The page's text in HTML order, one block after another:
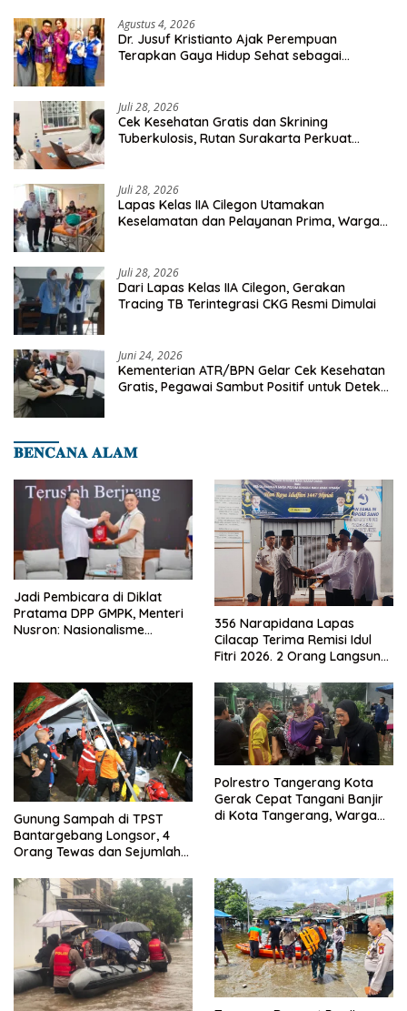
Agustus 4, 2026
Dr. Jusuf Kristianto Ajak Perempuan
Terapkan Gaya Hidup Sehat sebagai
Juli 28, 2026
Cek Kesehatan Gratis dan Skrining
Tuberkulosis, Rutan Surakarta Perkuat
Juli 28, 2026
Lapas Kelas IIA Cilegon Utamakan
Keselamatan dan Pelayanan Prima, Warga
Juli 28, 2026
Dari Lapas Kelas IIA Cilegon, Gerakan
Tracing TB Terintegrasi CKG Resmi Dimulai
Juni 24, 2026
Kementerian ATR/BPN Gelar Cek Kesehatan
Gratis, Pegawai Sambut Positif untuk Deteksi
𝐁𝐄𝐍𝐂𝐀𝐍𝐀 𝐀𝐋𝐀𝐌
Jadi Pembicara di Diklat
Pratama DPP GMPK, Menteri
Nusron: Nasionalisme
356 Narapidana Lapas
Cilacap Terima Remisi Idul
Fitri 2026. 2 Orang Langsung
Gunung Sampah di TPST
Bantargebang Longsor, 4
Orang Tewas dan Sejumlah
Polrestro Tangerang Kota
Gerak Cepat Tangani Banjir
di Kota Tangerang, Warga